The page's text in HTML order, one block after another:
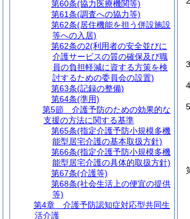
3
4
5
第60条(協力医療機関等)
第61条(調査への協力等)
第62条(居住機能を担う併設施設
等への入居)
第62条の2(利用者の安全並びに
介護サービスの質の確保及び職
員の負担軽減に資する方策を検
討するための委員会の設置)
第63条(記録の整備)
第64条(準用)
第5節
介護予防のための効果的な
支援の方法に関する基準
第65条(指定介護予防小規模多機
能型居宅介護の基本取扱方針)
第66条(指定介護予防小規模多機
能型居宅介護の具体的取扱方針)
第67条(介護等)
第68条(社会生活上の便宜の提供
等)
第4章
介護予防認知症対応型共同生
活介護